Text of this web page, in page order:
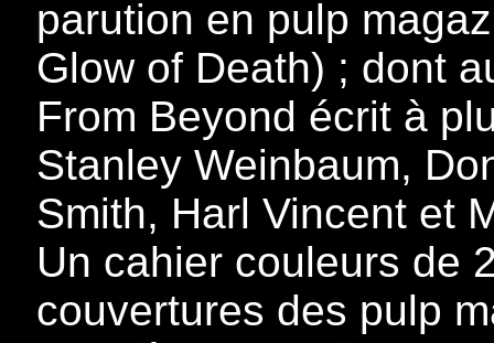
parution en pulp
Glow of Death) ; dont
From Beyond écrit à
Stanley Weinbaum,
Smith, Harl Vincent et
Un cahier couleurs de
couvertures des pulp